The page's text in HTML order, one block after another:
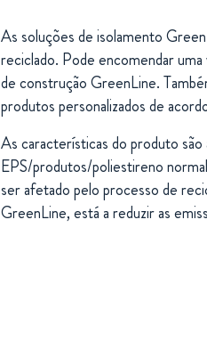
As soluções de isolamento
reciclado. Pode encomendar
de construção GreenLine.
produtos personalizados de
As características do produto são
EPS/produtos/poliestireno
ser afetado pelo processo de
GreenLine, está a reduzir as